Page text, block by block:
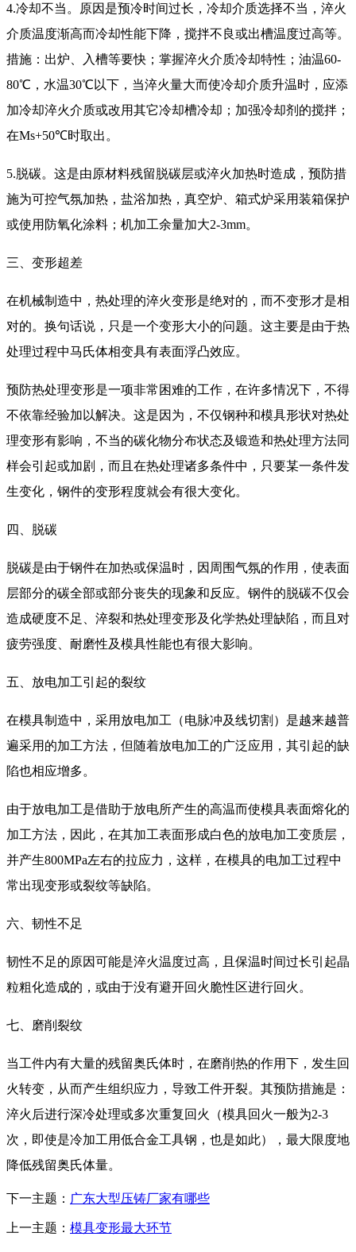
4.冷却不当。原因是预冷时间过长，冷却介质选择不当，淬火
介质温度渐高而冷却性能下降，搅拌不良或出槽温度过高等。
措施：出炉、入槽等要快；掌握淬火介质冷却特性；油温60-
80℃，水温30℃以下，当淬火量大而使冷却介质升温时，应添
加冷却淬火介质或改用其它冷却槽冷却；加强冷却剂的搅拌；
在Ms+50℃时取出。
5.脱碳。这是由原材料残留脱碳层或淬火加热时造成，预防措
施为可控气氛加热，盐浴加热，真空炉、箱式炉采用装箱保护
或使用防氧化涂料；机加工余量加大2-3mm。
三、变形超差
在机械制造中，热处理的淬火变形是绝对的，而不变形才是相
对的。换句话说，只是一个变形大小的问题。这主要是由于热
处理过程中马氏体相变具有表面浮凸效应。
预防热处理变形是一项非常困难的工作，在许多情况下，不得
不依靠经验加以解决。这是因为，不仅钢种和模具形状对热处
理变形有影响，不当的碳化物分布状态及锻造和热处理方法同
样会引起或加剧，而且在热处理诸多条件中，只要某一条件发
生变化，钢件的变形程度就会有很大变化。
四、脱碳
脱碳是由于钢件在加热或保温时，因周围气氛的作用，使表面
层部分的碳全部或部分丧失的现象和反应。钢件的脱碳不仅会
造成硬度不足、淬裂和热处理变形及化学热处理缺陷，而且对
疲劳强度、耐磨性及模具性能也有很大影响。
五、放电加工引起的裂纹
在模具制造中，采用放电加工（电脉冲及线切割）是越来越普
遍采用的加工方法，但随着放电加工的广泛应用，其引起的缺
陷也相应增多。
由于放电加工是借助于放电所产生的高温而使模具表面熔化的
加工方法，因此，在其加工表面形成白色的放电加工变质层，
并产生800MPa左右的拉应力，这样，在模具的电加工过程中
常出现变形或裂纹等缺陷。
六、韧性不足
韧性不足的原因可能是淬火温度过高，且保温时间过长引起晶
粒粗化造成的，或由于没有避开回火脆性区进行回火。
七、磨削裂纹
当工件内有大量的残留奥氏体时，在磨削热的作用下，发生回
火转变，从而产生组织应力，导致工件开裂。其预防措施是：
淬火后进行深冷处理或多次重复回火（模具回火一般为2-3
次，即使是冷加工用低合金工具钢，也是如此），最大限度地
降低残留奥氏体量。
下一主题： 广东大型压铸厂家有哪些
上一主题： 模具变形最大环节